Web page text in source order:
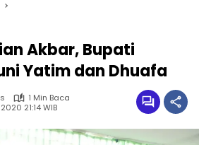
Akbar, Bupati
Yatim dan Dhuafa
1 Min Baca
21:14 WIB